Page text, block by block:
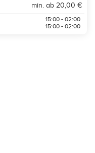
min. ab 20,00 €
15:00 - 02:00
15:00 - 02:00